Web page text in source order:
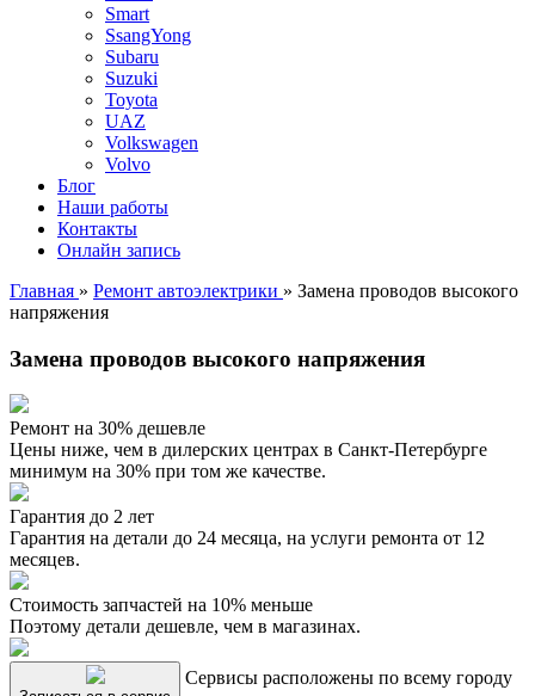
Smart
SsangYong
Subaru
Suzuki
Toyota
UAZ
Volkswagen
Volvo
Блог
Наши работы
Контакты
Онлайн запись
Главная » Ремонт автоэлектрики » Замена проводов высокого
напряжения
Замена проводов высокого напряжения
Ремонт на 30% дешевле
Цены ниже, чем в дилерских центрах в Санкт-Петербурге
минимум на 30% при том же качестве.
Гарантия до 2 лет
Гарантия на детали до 24 месяца, на услуги ремонта от 12
месяцев.
Стоимость запчастей на 10% меньше
Поэтому детали дешевле, чем в магазинах.
Сервисы расположены по всему городу